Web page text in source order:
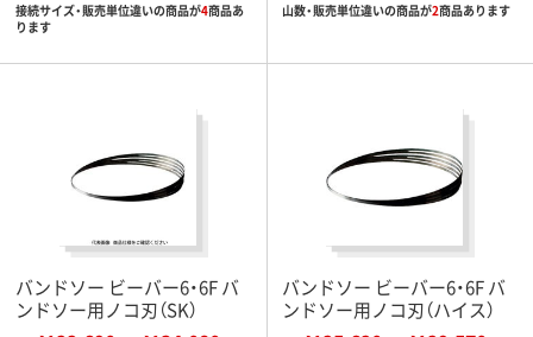
接続サイズ・販売単位違いの商品が4商品あ
ります
山数・販売単位違いの商品が2商品あります
バンドソー ビーバー6・6F バ
ンドソー用ノコ刃（SK）
バンドソー ビーバー6・6F バ
ンドソー用ノコ刃（ハイス）